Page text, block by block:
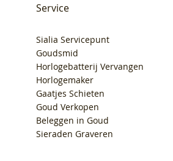
Service
Sialia Servicepunt
Goudsmid
Horlogebatterij Vervangen
Horlogemaker
Gaatjes Schieten
Goud Verkopen
Beleggen in Goud
Sieraden Graveren